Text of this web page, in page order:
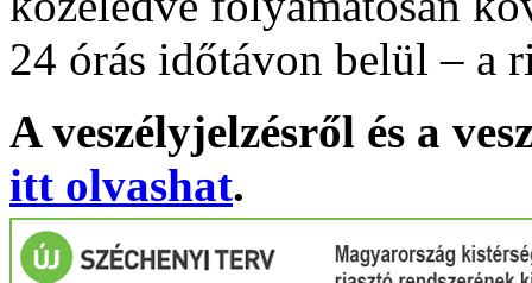
24 órás időtávon belül – a
A veszélyjelzésről és a
itt olvashat.